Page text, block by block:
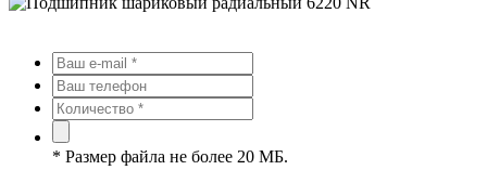
* Размер файла не более 20 МБ.